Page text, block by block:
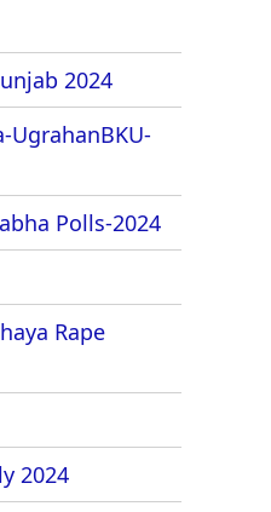
2024
UgrahanBKU-
Polls-2024
Rape
2024